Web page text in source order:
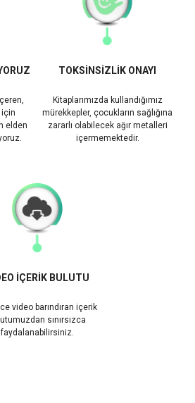
için
elden
TOKSİNSİZLİK ONAYI
Kitaplarımızda kullandığımız
mürekkepler, çocukların sağlığına
zararlı olabilecek ağır metalleri
içermemektedir.
İÇERİK BULUTU
video barındıran içerik
sınırsızca
faydalanabilirsiniz.